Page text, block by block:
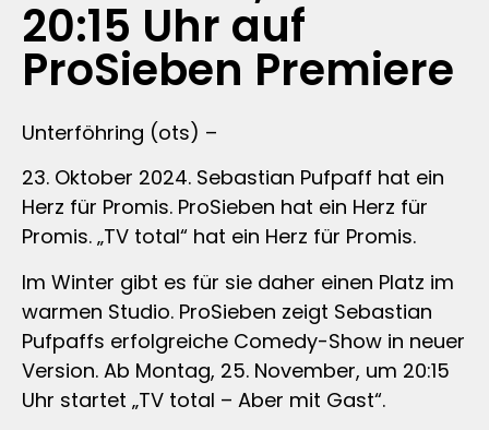
20:15 Uhr auf
ProSieben Premiere
Unterföhring (ots) –
23. Oktober 2024. Sebastian Pufpaff hat ein
Herz für Promis. ProSieben hat ein Herz für
Promis. „TV total“ hat ein Herz für Promis.
Im Winter gibt es für sie daher einen Platz im
warmen Studio. ProSieben zeigt Sebastian
Pufpaffs erfolgreiche Comedy-Show in neuer
Version. Ab Montag, 25. November, um 20:15
Uhr startet „TV total – Aber mit Gast“.